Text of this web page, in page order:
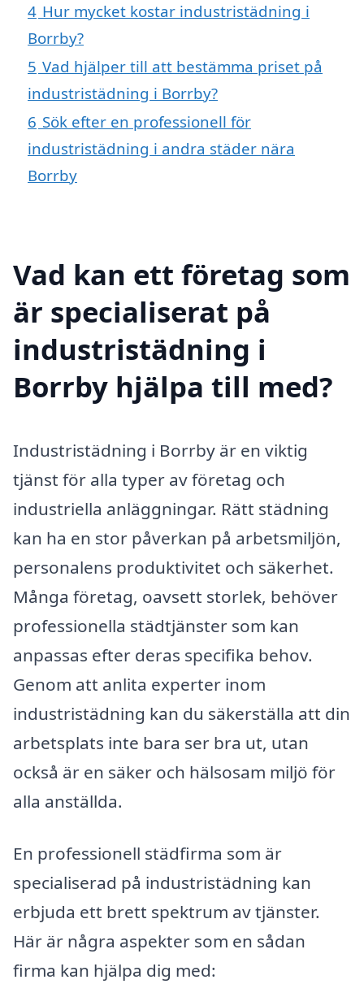
4 Hur mycket kostar industristädning i
Borrby?
5 Vad hjälper till att bestämma priset på
industristädning i Borrby?
6 Sök efter en professionell för
industristädning i andra städer nära
Borrby
Vad kan ett företag som
är specialiserat på
industristädning i
Borrby hjälpa till med?
Industristädning i Borrby är en viktig
tjänst för alla typer av företag och
industriella anläggningar. Rätt städning
kan ha en stor påverkan på arbetsmiljön,
personalens produktivitet och säkerhet.
Många företag, oavsett storlek, behöver
professionella städtjänster som kan
anpassas efter deras specifika behov.
Genom att anlita experter inom
industristädning kan du säkerställa att din
arbetsplats inte bara ser bra ut, utan
också är en säker och hälsosam miljö för
alla anställda.
En professionell städfirma som är
specialiserad på industristädning kan
erbjuda ett brett spektrum av tjänster.
Här är några aspekter som en sådan
firma kan hjälpa dig med: